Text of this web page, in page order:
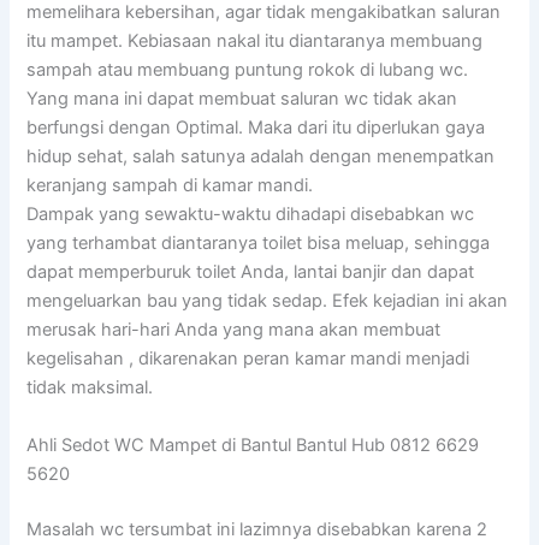
memelihara kebersihan, agar tidak mengakibatkan saluran
itu mampet. Kebiasaan nakal itu diantaranya membuang
sampah atau membuang puntung rokok di lubang wc.
Yang mana ini dapat membuat saluran wc tidak akan
berfungsi dengan Optimal. Maka dari itu diperlukan gaya
hidup sehat, salah satunya adalah dengan menempatkan
keranjang sampah di kamar mandi.
Dampak yang sewaktu-waktu dihadapi disebabkan wc
yang terhambat diantaranya toilet bisa meluap, sehingga
dapat memperburuk toilet Anda, lantai banjir dan dapat
mengeluarkan bau yang tidak sedap. Efek kejadian ini akan
merusak hari-hari Anda yang mana akan membuat
kegelisahan , dikarenakan peran kamar mandi menjadi
tidak maksimal.
Ahli Sedot WC Mampet di Bantul Bantul Hub 0812 6629
5620
Masalah wc tersumbat ini lazimnya disebabkan karena 2